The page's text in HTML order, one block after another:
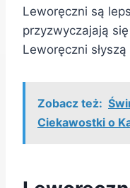
Leworęczni są
przyzwyczajają
Leworęczni
Zobacz też:
Ciekawostki o